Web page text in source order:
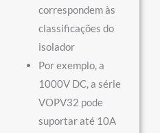
correspondem às
classificações do
isolador
Por exemplo, a
1000V DC, a série
VOPV32 pode
suportar até 10A